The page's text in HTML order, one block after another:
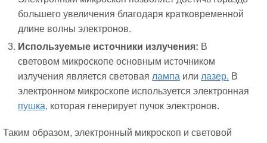
большего увеличения благодаря кратковременной
длине волны электронов.
Используемые источники излучения: В
световом микроскопе основным источником
излучения является световая лампа или лазер. В
электронном микроскопе используется электронная
пушка, которая генерирует пучок электронов.
Таким образом, электронный микроскоп и световой